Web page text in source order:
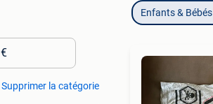
€
Supprimer la catégorie
Enfants & Bébés